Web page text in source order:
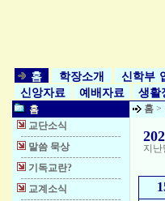
홈 학장소개 신학부
신앙자료
예배자료 생활
홈
교단소식
말씀 묵상
기독교란?
교계소식
홈 >
지난